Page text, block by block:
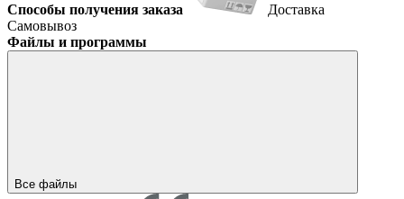
Способы получения заказа
Доставка
Самовывоз
Файлы и программы
Все файлы